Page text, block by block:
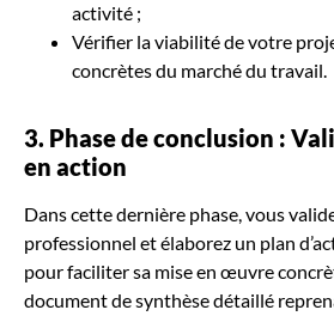
activité ;
Vérifier la viabilité de votre
concrètes du marché du travail.
3. Phase de conclusion :
en action
Dans cette dernière phase, vous
professionnel et élaborez un plan
pour faciliter sa mise en œuvre
document de synthèse détaillé